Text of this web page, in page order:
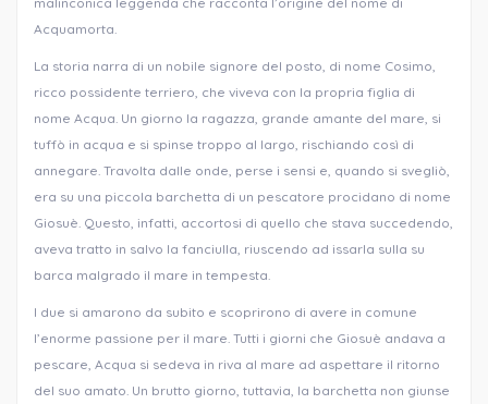
Acquamorta.
La storia narra di un nobile signore del posto, di nome Cosimo,
ricco possidente terriero, che viveva con la propria figlia di
nome Acqua. Un giorno la ragazza, grande amante del mare, si
tuffò in acqua e si spinse troppo al largo, rischiando così di
annegare. Travolta dalle onde, perse i sensi e, quando si svegliò,
era su una piccola barchetta di un pescatore procidano di nome
Giosuè. Questo, infatti, accortosi di quello che stava succedendo,
aveva tratto in salvo la fanciulla, riuscendo ad issarla sulla su
barca malgrado il mare in tempesta.
I due si amarono da subito e scoprirono di avere in comune
l’enorme passione per il mare. Tutti i giorni che Giosuè andava a
pescare, Acqua si sedeva in riva al mare ad aspettare il ritorno
del suo amato. Un brutto giorno, tuttavia, la barchetta non giunse